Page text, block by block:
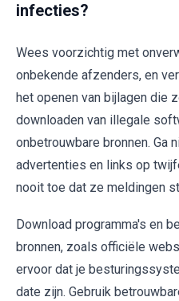
infecties?
Wees voorzichtig met
onbekende afzenders, en
het openen van bijlagen die
downloaden van illegale
onbetrouwbare bronnen. Ga
advertenties en links op
nooit toe dat ze meldingen
Download programma's en
bronnen, zoals officiële
ervoor dat je
date zijn. Gebruik